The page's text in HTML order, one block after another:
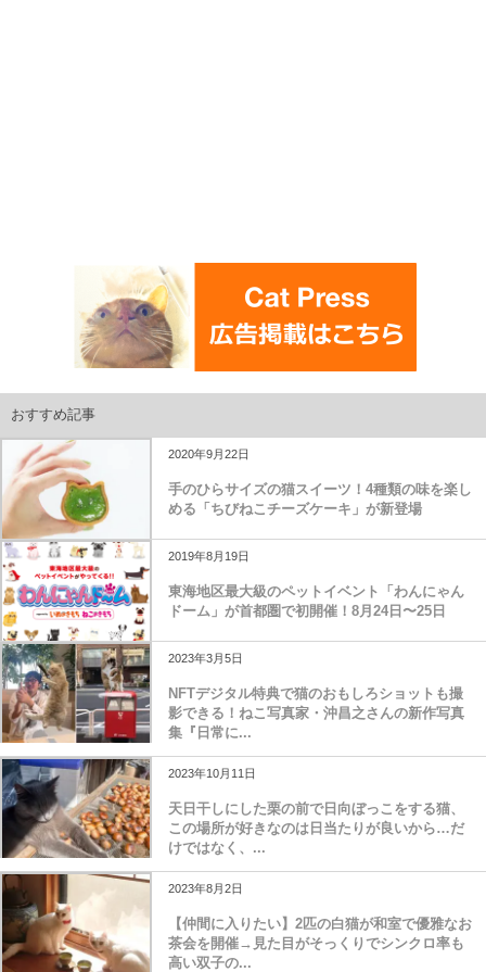
おすすめ記事
2020年9月22日
手のひらサイズの猫スイーツ！4種類の味を楽し
める「ちびねこチーズケーキ」が新登場
2019年8月19日
東海地区最大級のペットイベント「わんにゃん
ドーム」が首都圏で初開催！8月24日〜25日
2023年3月5日
NFTデジタル特典で猫のおもしろショットも撮
影できる！ねこ写真家・沖昌之さんの新作写真
集『日常に...
2023年10月11日
天日干しにした栗の前で日向ぼっこをする猫、
この場所が好きなのは日当たりが良いから…だ
けではなく、...
2023年8月2日
【仲間に入りたい】2匹の白猫が和室で優雅なお
茶会を開催→見た目がそっくりでシンクロ率も
高い双子の...